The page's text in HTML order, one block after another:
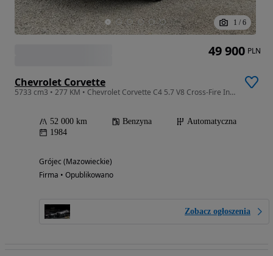
1 / 6
Chevrolet Corvette
5733 cm3 • 277 KM • Chevrolet Corvette C4 5.7 V8 Cross-Fire Injection | 1984 | Klasyk I
52 000 km Benzyna
Automatyczna
1984
Grójec (Mazowieckie)
Firma • Opublikowano
Zobacz ogłoszenia
49 900 PLN